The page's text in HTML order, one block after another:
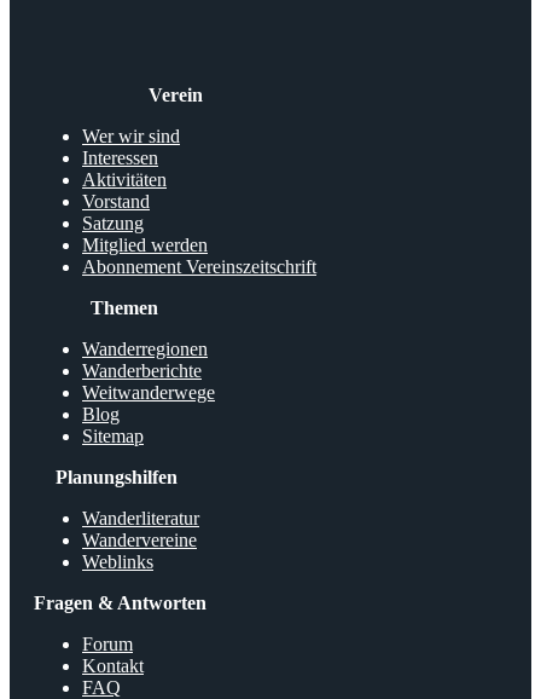
Verein
Wer wir sind
Interessen
Aktivitäten
Vorstand
Satzung
Mitglied werden
Abonnement Vereinszeitschrift
Themen
Wanderregionen
Wanderberichte
Weitwanderwege
Blog
Sitemap
Planungshilfen
Wanderliteratur
Wandervereine
Weblinks
Fragen & Antworten
Forum
Kontakt
FAQ